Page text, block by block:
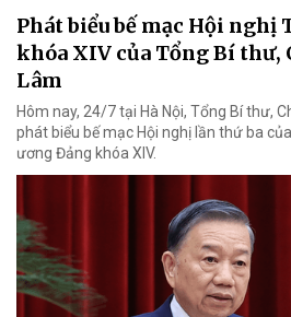
Phát biểu bế mạc Hội nghị
khóa XIV của Tổng Bí thư,
Lâm
Hôm nay, 24/7 tại Hà Nội, Tổng Bí thư,
phát biểu bế mạc Hội nghị lần thứ ba
ương Đảng khóa XIV.